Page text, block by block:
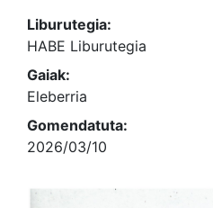
Liburutegia:
HABE Liburutegia
Gaiak:
Eleberria
Gomendatuta:
2026/03/10